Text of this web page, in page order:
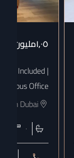
١٫٠٥مليون
Included |
Office
Dubai
٠